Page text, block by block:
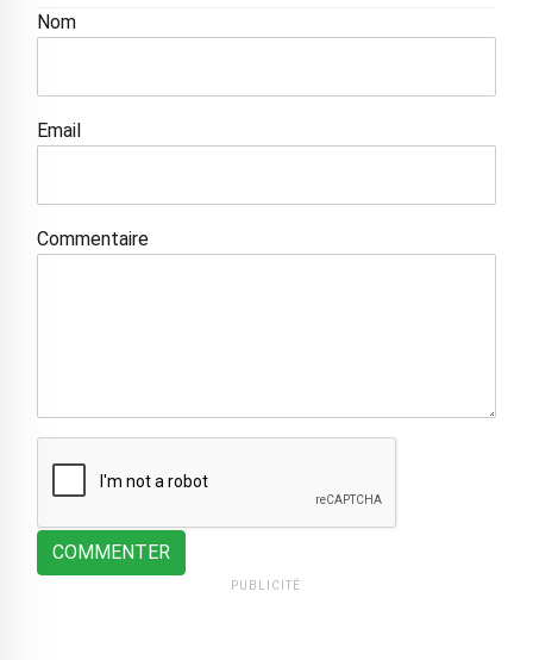
Nom
Email
Commentaire
COMMENTER
PUBLICITÉ